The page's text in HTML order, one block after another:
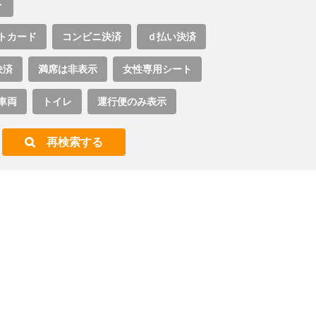
カード コンビニ決済 ｄ払い決済
済 満席は非表示 女性専用シート
両 トイレ 運行便のみ表示
再検索する